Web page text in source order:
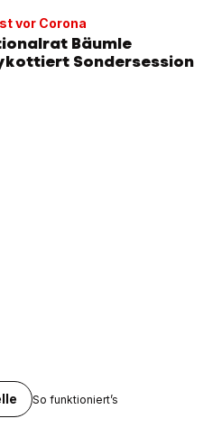
vor Corona
Bäumle
Sondersession
So funktioniert’s